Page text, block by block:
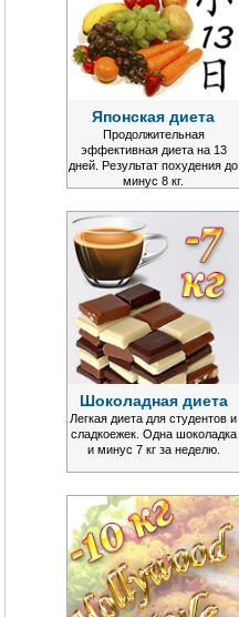
Японская диета
Продолжительная
эффективная диета на 13
дней. Результат похудения до
минус 8 кг.
Шоколадная диета
Легкая диета для студентов и
сладкоежек. Одна шоколадка
и минус 7 кг за неделю.